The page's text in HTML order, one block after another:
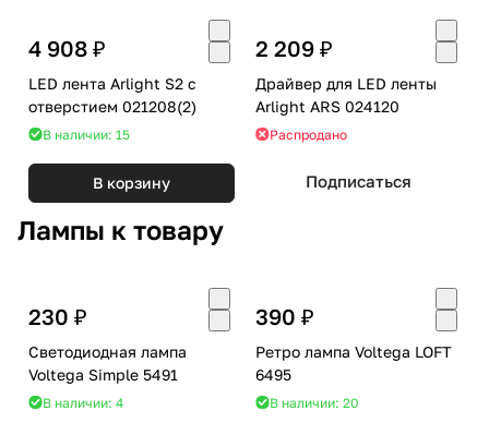
4 908 ₽
LED лента Arlight S2 с
отверстием 021208(2)
В наличии: 15
В корзину
2 209 ₽
Драйвер для LED ленты
Arlight ARS 024120
Распродано
Подписаться
Лампы к товару
230 ₽
Светодиодная лампа
Voltega Simple 5491
В наличии: 4
390 ₽
Ретро лампа Voltega LOFT
6495
В наличии: 20